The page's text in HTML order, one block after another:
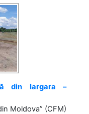
din Iargara –
Moldova” (CFM)